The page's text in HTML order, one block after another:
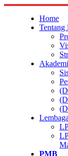
Skip
Home
Lembaga
PMB